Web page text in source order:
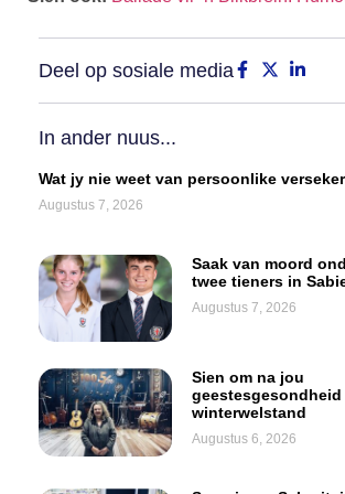
Deel op sosiale media
In ander nuus...
Wat jy nie weet van persoonlike
Augustus 7, 2026
Saak van moord
twee tieners in
Augustus 7, 2026
Sien om na jou
geestesgesondheid
winterwelstand
Augustus 6, 2026